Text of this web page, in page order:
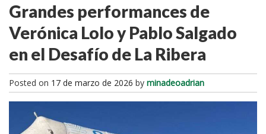
Grandes performances de
Verónica Lolo y Pablo Salgado
en el Desafío de La Ribera
Posted on 17 de marzo de 2026 by minadeoadrian